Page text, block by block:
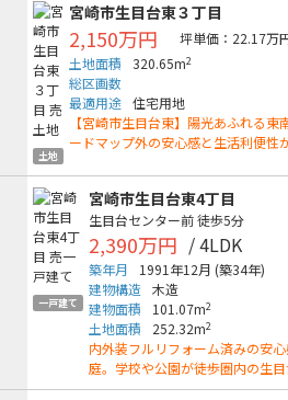
土地
宮崎市生目台東３丁目
2,150万円
坪単価：22.17万
土地面積
320.65m2
総区画数
最適用途 住宅用地
【宮崎市生目台東】陽光あふれる
ードマップ外の安心感と生活利便性
一戸建て
宮崎市生目台東4丁目
生目台センター前徒歩5分
2,390万円 / 4LDK
築年月 1991年12月 (築34年)
建物構造 木造
建物面積
101.07m2
土地面積 252.32m2
内外装フルリフォーム済みの安
庭。学校や公園が徒歩圏内の生